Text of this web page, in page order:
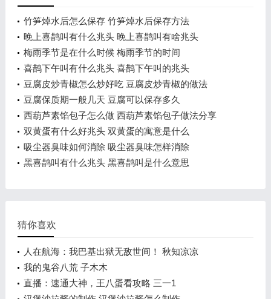
竹笋焯水后怎么保存 竹笋焯水后保存方法
晚上喜鹊叫有什么兆头 晚上喜鹊叫有啥兆头
梅雨季节是在什么时候 梅雨季节的时间
喜鹊下午叫有什么兆头 喜鹊下午叫的兆头
豆腐皮炒青椒怎么炒好吃 豆腐皮炒青椒的做法
豆腐保质期一般几天 豆腐可以保存多久
西葫芦素馅包子怎么做 西葫芦素馅包子做法分享
双黄蛋有什么好兆头 双黄蛋的寓意是什么
吸尘器臭味如何消除 吸尘器臭味怎样消除
黑喜鹊叫有什么兆头 黑喜鹊叫是什么意思
猜你喜欢
人在航海：我巴基出狱无敌世间！ 秋知凉凉
我的鬼谷八荒 子木木
直播：速通大神，王八蛋看攻略 三一1